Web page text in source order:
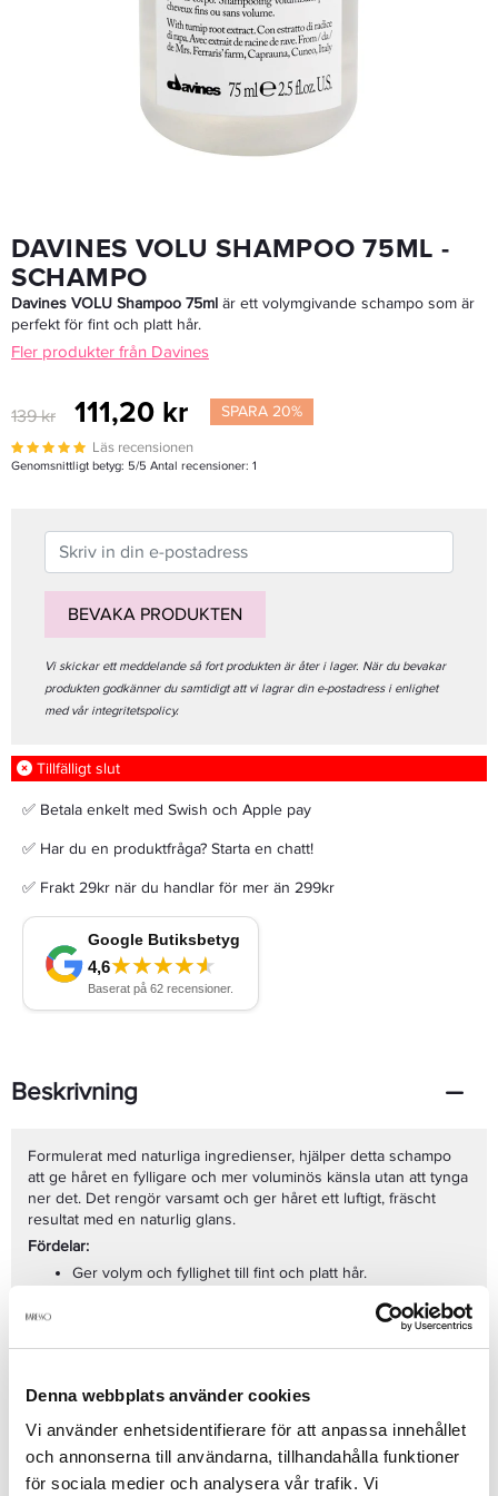
Denna webbplats använder cookies
Vi använder enhetsidentifierare för att anpassa innehållet
och annonserna till användarna, tillhandahålla funktioner
för sociala medier och analysera vår trafik. Vi
Davines MINU Conditioner 75ml - Balsam
139 kr 111,20 kr
LÄGG I VARUKORGEN
DAVINES VOLU SHAMPOO 75ML -
SCHAMPO
Davines VOLU Shampoo 75ml är ett volymgivande schampo som är
perfekt för fint och platt hår.
Fler produkter från Davines
139 kr 111,20 kr SPARA 20%
Läs recensionen
Genomsnittligt betyg: 5/5 Antal recensioner: 1
BEVAKA PRODUKTEN
Vi skickar ett meddelande så fort produkten är åter i lager. När du bevakar
produkten godkänner du samtidigt att vi lagrar din e-postadress i enlighet
med vår integritetspolicy.
Tillfälligt slut
✅ Betala enkelt med Swish och Apple pay
✅ Har du en produktfråga? Starta en chatt!
✅ Frakt 29kr när du handlar för mer än 299kr
Beskrivning
Formulerat med naturliga ingredienser, hjälper detta schampo
att ge håret en fylligare och mer voluminös känsla utan att tynga
ner det. Det rengör varsamt och ger håret ett luftigt, fräscht
resultat med en naturlig glans.
Fördelar:
Ger volym och fyllighet till fint och platt hår.
Fri från parabener och sulfatfria ingredienser.
Användning:
Applicera en liten mängd schampo på fuktigt hår, massera in i
hårbotten och längder och skölj noggrant. För bästa resultat,